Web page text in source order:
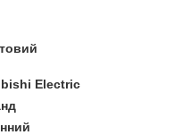
Electric